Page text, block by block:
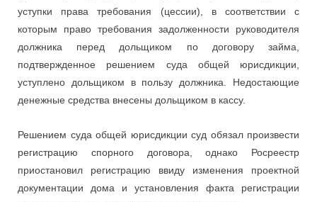
уступки права требования (цессии), в соответствии с
которым право требования задолженности руководителя
должника перед дольщиком по договору займа,
подтвержденное решением суда общей юрисдикции,
уступлено дольщиком в пользу должника. Недостающие
денежные средства внесены дольщиком в кассу.
Решением суда общей юрисдикции суд обязал произвести
регистрацию спорного договора, однако Росреестр
приостановил регистрацию ввиду изменения проектной
документации дома и установления факта регистрации